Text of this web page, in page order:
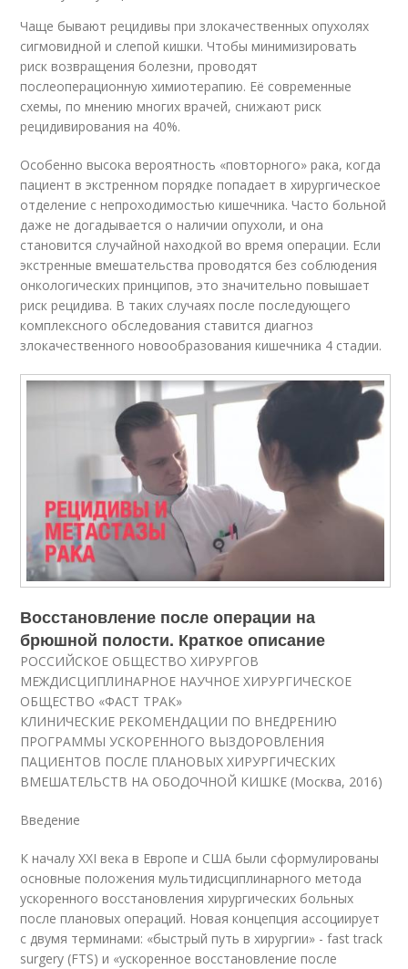
Чаще бывают рецидивы при злокачественных опухолях
сигмовидной и слепой кишки. Чтобы минимизировать
риск возвращения болезни, проводят
послеоперационную химиотерапию. Её современные
схемы, по мнению многих врачей, снижают риск
рецидивирования на 40%.
Особенно высока вероятность «повторного» рака, когда
пациент в экстренном порядке попадает в хирургическое
отделение с непроходимостью кишечника. Часто больной
даже не догадывается о наличии опухоли, и она
становится случайной находкой во время операции. Если
экстренные вмешательства проводятся без соблюдения
онкологических принципов, это значительно повышает
риск рецидива. В таких случаях после последующего
комплексного обследования ставится диагноз
злокачественного новообразования кишечника 4 стадии.
Восстановление после операции на
брюшной полости. Краткое описание
РОССИЙСКОЕ ОБЩЕСТВО ХИРУРГОВ
МЕЖДИСЦИПЛИНАРНОЕ НАУЧНОЕ ХИРУРГИЧЕСКОЕ
ОБЩЕСТВО «ФАСТ ТРАК»
КЛИНИЧЕСКИЕ РЕКОМЕНДАЦИИ ПО ВНЕДРЕНИЮ
ПРОГРАММЫ УСКОРЕННОГО ВЫЗДОРОВЛЕНИЯ
ПАЦИЕНТОВ ПОСЛЕ ПЛАНОВЫХ ХИРУРГИЧЕСКИХ
ВМЕШАТЕЛЬСТВ НА ОБОДОЧНОЙ КИШКЕ (Москва, 2016)
Введение
К началу ХХI века в Европе и США были сформулированы
основные положения мультидисциплинарного метода
ускоренного восстановления хирургических больных
после плановых операций. Новая концепция ассоциирует
с двумя терминами: «быстрый путь в хирургии» - fast track
surgery (FTS) и «ускоренное восстановление после